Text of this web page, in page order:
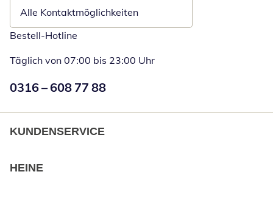
Alle Kontaktmöglichkeiten
Bestell-Hotline
Täglich von 07:00 bis 23:00 Uhr
Numéro de téléphone:
0316 – 608 77 88
KUNDENSERVICE
HEINE